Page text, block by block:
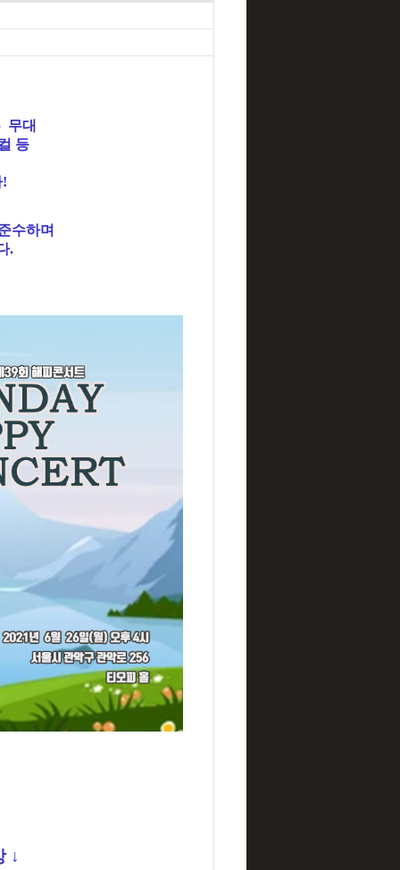
무대
등
!
수하며
.
↓